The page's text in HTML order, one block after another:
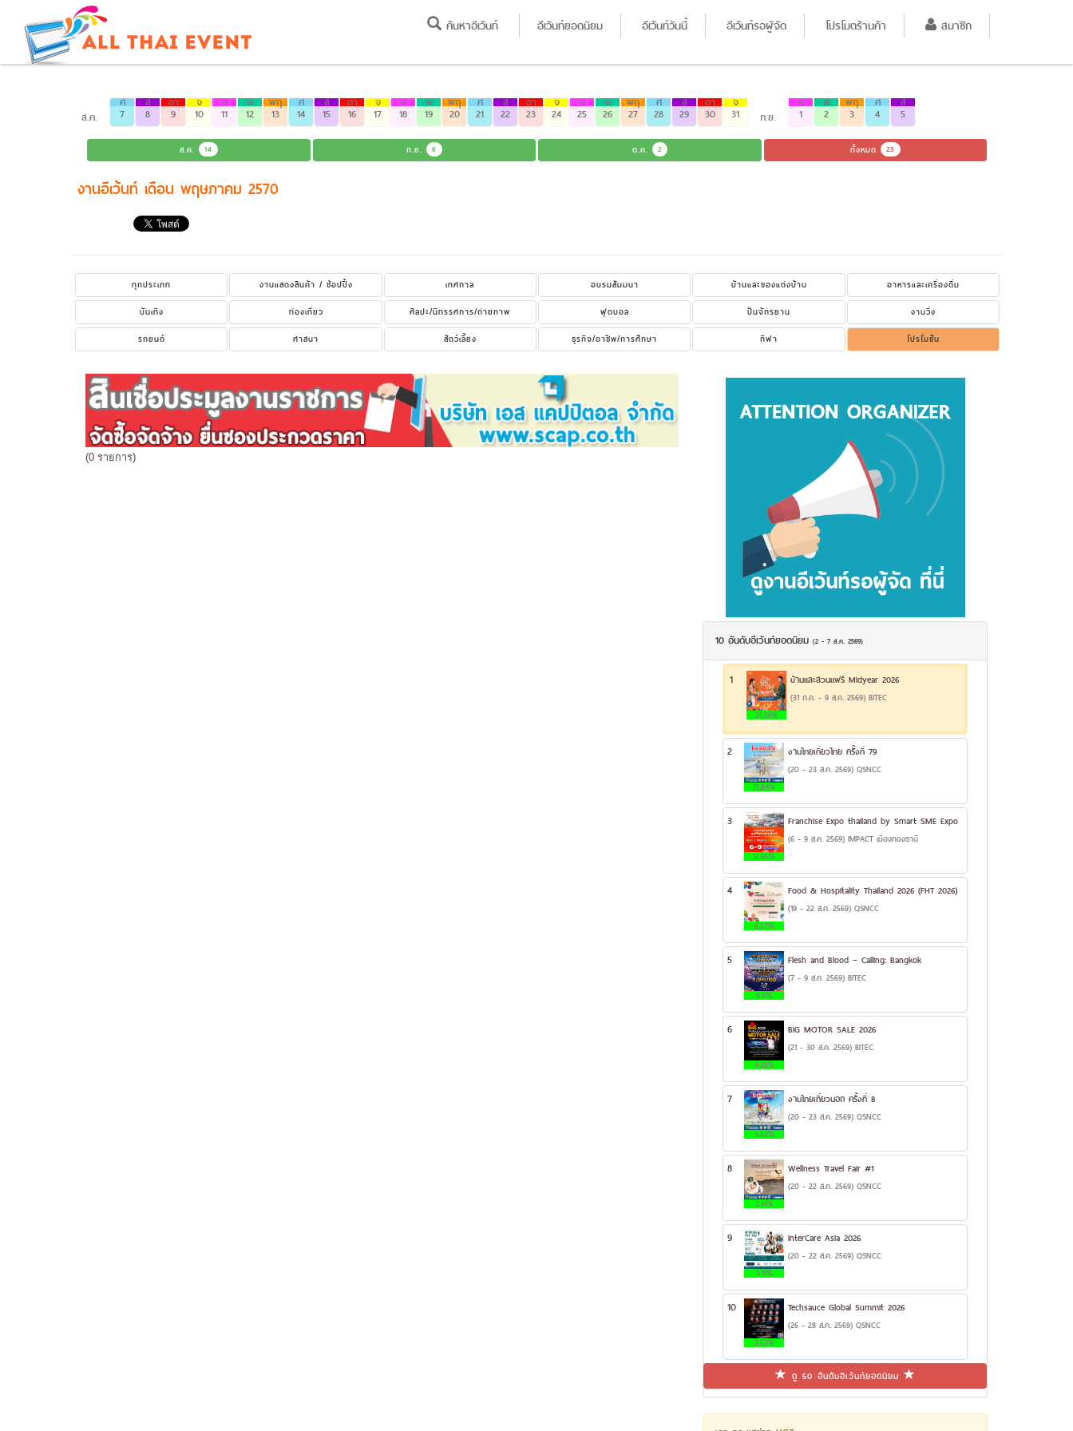
ค้นหาอีเว้นท์ อีเว้นท์ยอดนิยม อีเว้นท์วันนี้ อีเว้นท์รอผู้จัด โปรโมตร้านค้า สมาชิก
ส.ค.
ศ
7
ส
8
อา
9
จ
10
อ
11
พ
12
พฤ
13
ศ
14
ส
15
อา
16
จ
17
อ
18
พ
19
พฤ
20
ศ
21
ส
22
อา
23
จ
24
อ
25
พ
26
พฤ
27
ศ
28
ส
29
อา
30
จ
31 ก.ย.
อ
1
พ
2
พฤ
3
ศ
4
ส
5
ส.ค. 14 ก.ย. 6 ต.ค. 2 ทั้งหมด 23
งานอีเว้นท์ เดือน พฤษภาคม 2570
ทุกประเภท งานแสดงสินค้า / ช้อปปิ้ง เทศกาล อบรมสัมมนา บ้านและของแต่งบ้าน
อาหารและเครื่องดื่ม
บันเทิง
ท่องเที่ยว ศิลปะ/นิทรรศการ/ถ่ายภาพ ฟุตบอล ปั่นจักรยาน
งานวิ่ง
รถยนต์
ศาสนา สัตว์เลี้ยง ธุรกิจ/อาชีพ/การศึกษา กีฬา โปรโมชั่น
(0 รายการ)
10 อันดับอีเว้นท์ยอดนิยม(2 - 7 ส.ค. 2569)
1
21.39%
บ้านและสวนแฟร์ Midyear 2026
(31 ก.ค. - 9 ส.ค. 2569) BITEC
2
13.84%
งานไทยเที่ยวไทย ครั้งที่ 79
(20 - 23 ส.ค. 2569) QSNCC
3
12.65%
Franchise Expo thailand by Smart SME Expo
(6 - 9 ส.ค. 2569) IMPACT เมืองทองธานี
4
6.67%
Food & Hospitality Thailand 2026 (FHT 2026)
(19 - 22 ส.ค. 2569) QSNCC
5
6.11%
Flesh and Blood – Calling: Bangkok
(7 - 9 ส.ค. 2569) BITEC
6
4.28%
BIG MOTOR SALE 2026
(21 - 30 ส.ค. 2569) BITEC
7
3.82%
งานไทยเที่ยวนอก ครั้งที่ 8
(20 - 23 ส.ค. 2569) QSNCC
8
3.14%
Wellness Travel Fair #1
(20 - 22 ส.ค. 2569) QSNCC
9
3.11%
InterCare Asia 2026
(20 - 22 ส.ค. 2569) QSNCC
10
2.52%
Techsauce Global Summit 2026
(26 - 28 ส.ค. 2569) QSNCC
ดู 50 อันดับอีเว้นท์ยอดนิยม